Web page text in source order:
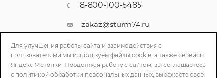
8-800-100-5485
zakaz@sturm74.ru
г. Челябинск, ул. Стартовая 34/1
Для улучшения работы сайта и взаимодействия с
пользователями мы используем файлы cookie, а также сервисы
Яндекс Метрики. Продолжая работу с сайтом, вы соглашаетесь
с политикой обработки персональных данных, выражаете свое